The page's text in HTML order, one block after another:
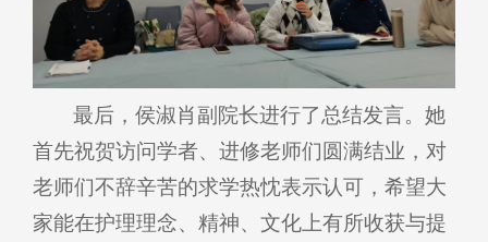
最后，侯淑肖副院长进行了总结发言。她
首先祝贺访问学者、进修老师们圆满结业，对
老师们不辞辛苦的求学热忱表示认可，希望大
家能在护理理念、精神、文化上有所收获与提